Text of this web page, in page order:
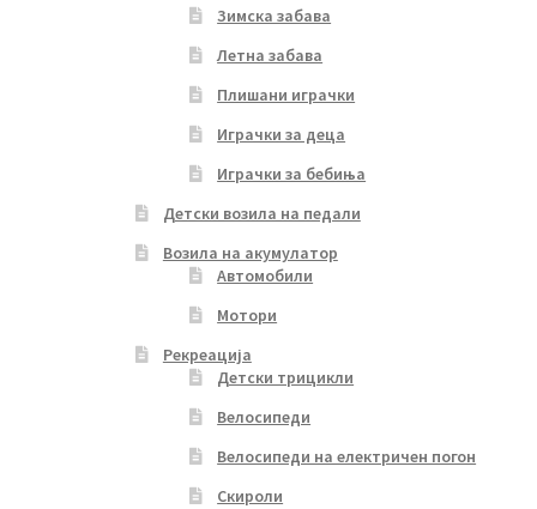
Зимска забава
Летна забава
Плишани играчки
Играчки за деца
Играчки за бебиња
Детски возила на педали
Возила на акумулатор
Автомобили
Мотори
Рекреација
Детски трицикли
Велосипеди
Велосипеди на електричен погон
Скироли